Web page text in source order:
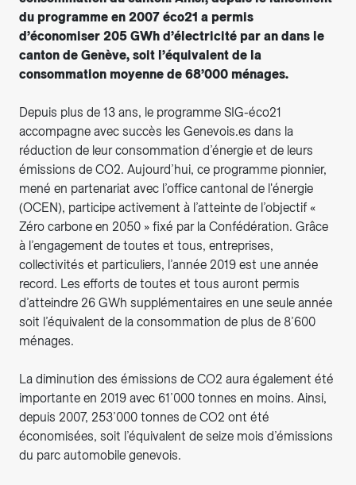
du programme en 2007 éco21 a permis
d’économiser 205 GWh d’électricité par an dans le
canton de Genève, soit l’équivalent de la
consommation moyenne de 68’000 ménages.
Depuis plus de 13 ans, le programme SIG-éco21
accompagne avec succès les Genevois.es dans la
réduction de leur consommation d’énergie et de leurs
émissions de CO2. Aujourd’hui, ce programme pionnier,
mené en partenariat avec l’office cantonal de l'énergie
(OCEN), participe activement à l’atteinte de l’objectif «
Zéro carbone en 2050 » fixé par la Confédération. Grâce
à l’engagement de toutes et tous, entreprises,
collectivités et particuliers, l’année 2019 est une année
record. Les efforts de toutes et tous auront permis
d’atteindre 26 GWh supplémentaires en une seule année
soit l’équivalent de la consommation de plus de 8’600
ménages.
La diminution des émissions de CO2 aura également été
importante en 2019 avec 61’000 tonnes en moins. Ainsi,
depuis 2007, 253’000 tonnes de CO2 ont été
économisées, soit l’équivalent de seize mois d’émissions
du parc automobile genevois.